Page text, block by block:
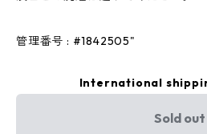
管理番号 : #1842505"
International
Sold out